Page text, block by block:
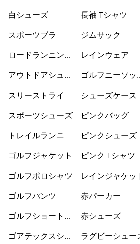
白シューズ
スポーツブラ
ロードランニング
アウトドアシュー
スリーストライプ
スポーツシューズ
トレイルランニン
ゴルフジャケット
ゴルフポロシャツ
ゴルフパンツ
ゴルフショートパ
ゴアテックスシュ
長袖 Tシャツ
ジムサック
レインウェア
ゴルフニーソッ
シューズケース
ピンクバッグ
ピンクシューズ
ピンク Tシャツ
レインジャケッ
赤パーカー
赤シューズ
ラグビーシュー